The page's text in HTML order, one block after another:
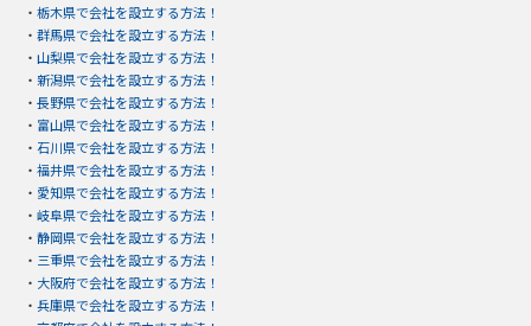
・ 栃木県で会社を設立する方法！
・ 群馬県で会社を設立する方法！
・ 山梨県で会社を設立する方法！
・ 新潟県で会社を設立する方法！
・ 長野県で会社を設立する方法！
・ 富山県で会社を設立する方法！
・ 石川県で会社を設立する方法！
・ 福井県で会社を設立する方法！
・ 愛知県で会社を設立する方法！
・ 岐阜県で会社を設立する方法！
・ 静岡県で会社を設立する方法！
・ 三重県で会社を設立する方法！
・ 大阪府で会社を設立する方法！
・ 兵庫県で会社を設立する方法！